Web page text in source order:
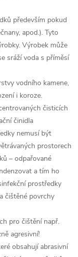
především pokud
apod.). Tyto
Výrobek může
sráží voda s příměsí
vodního kamene,
i koroze.
čisticích
činidla
nemusí být
prostorech
– odpařované
a tím ho
prostředky
čištěné povrchy
pro čištění např.
agresivní!
obsahují abrasivní